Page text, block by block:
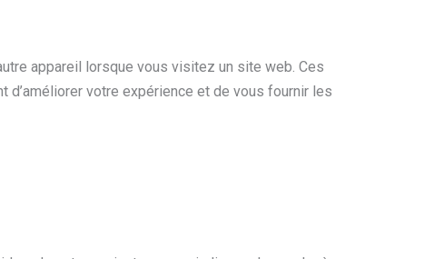
appareil lorsque vous visitez un site web. Ces
votre expérience et de vous fournir les